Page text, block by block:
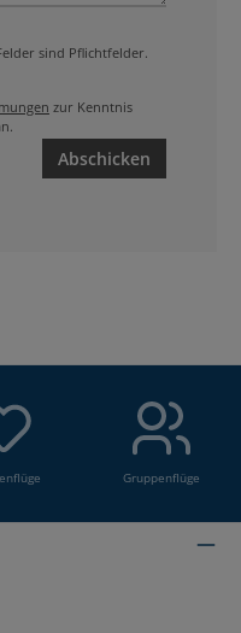
sind Pflichtfelder.
zur Kenntnis
Abschicken
Gruppenflüge